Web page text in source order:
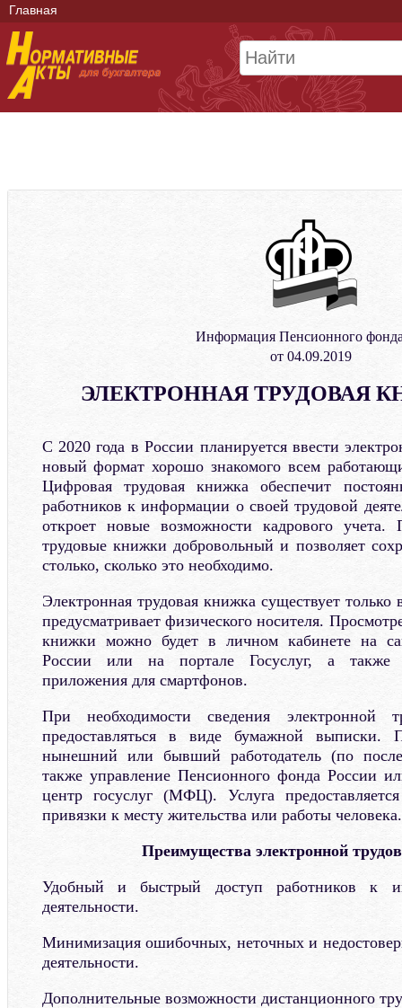
Главная
Информация Пенсионного
от 04.09.2019
ЭЛЕКТРОННАЯ ТРУДОВАЯ
С 2020 года в России планируется ввести
новый формат хорошо знакомого всем
Цифровая трудовая книжка обеспечит
работников к информации о своей трудовой
откроет новые возможности кадрового учета.
трудовые книжки добровольный и позволяет
столько, сколько это необходимо.
Электронная трудовая книжка существует
предусматривает физического носителя.
книжки можно будет в личном кабинете на
России или на портале Госуслуг, а также
приложения для смартфонов.
При необходимости сведения электронной
предоставляться в виде бумажной выписки.
нынешний или бывший работодатель (по
также управление Пенсионного фонда России
центр госуслуг (МФЦ). Услуга предоставляется
привязки к месту жительства или работы человека.
Преимущества электронной
Удобный и быстрый доступ работников к
деятельности.
Минимизация ошибочных, неточных и
деятельности.
Дополнительные возможности дистанционного